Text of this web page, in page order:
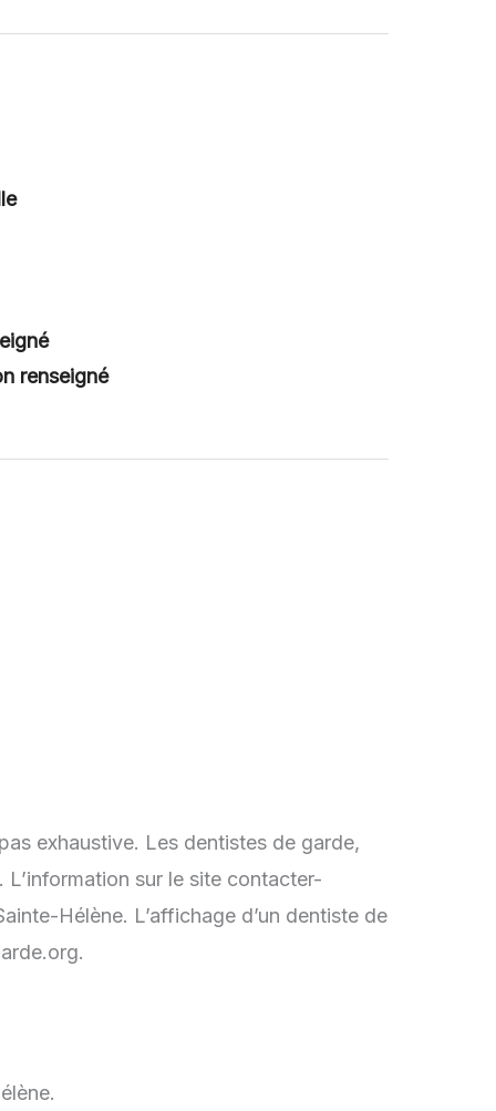
renseigné
exhaustive. Les dentistes de garde,
sur le site contacter-
Hélène. L’affichage d’un dentiste de